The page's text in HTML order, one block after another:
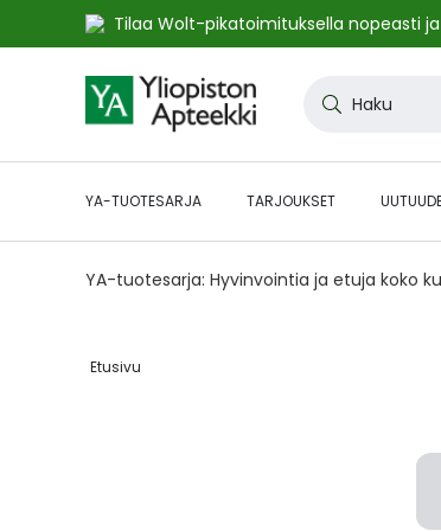
Tilaa Wolt-pikatoimituksella nopeasti
to
Content
YA-TUOTESARJA TARJOUKSET
YA-tuotesarja: Hyvinvointia ja etuja koko
Etusivu‎